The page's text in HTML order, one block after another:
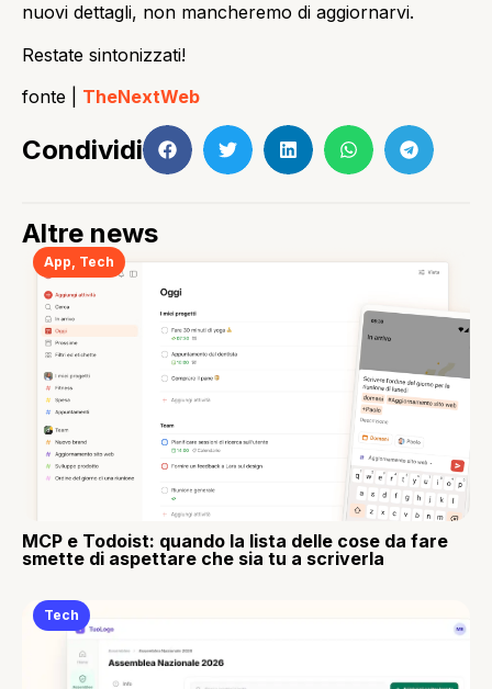
nuovi dettagli, non mancheremo di aggiornarvi.
Restate sintonizzati!
fonte | TheNextWeb
Condividi
Altre news
App, Tech
MCP e Todoist: quando la lista delle cose da fare
smette di aspettare che sia tu a scriverla
Tech